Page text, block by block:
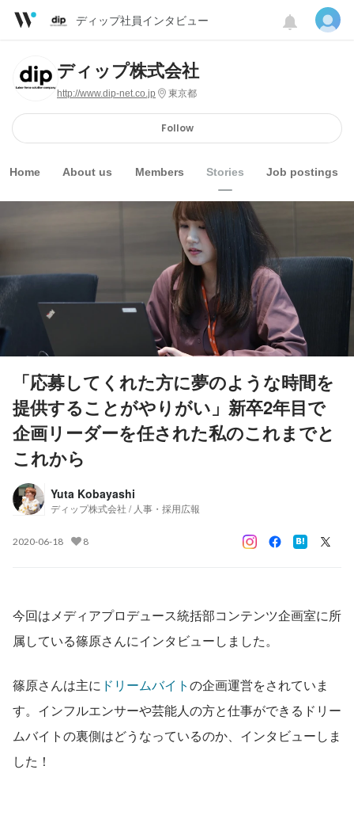
ディップ社員インタビュー
ディップ株式会社
http://www.dip-net.co.jp 東京都
Follow
Home About us Members Stories Job postings
「応募してくれた方に夢のような時間を
提供することがやりがい」新卒2年目で
企画リーダーを任された私のこれまでと
これから
Yuta Kobayashi
ディップ株式会社 / 人事・採用広報
2020-06-18 8
今回はメディアプロデュース統括部コンテンツ企画室に所
属している篠原さんにインタビューしました。
篠原さんは主に ドリームバイトの企画運営をされていま
す。インフルエンサーや芸能人の方と仕事ができるドリー
ムバイトの裏側はどうなっているのか、インタビューしま
した！